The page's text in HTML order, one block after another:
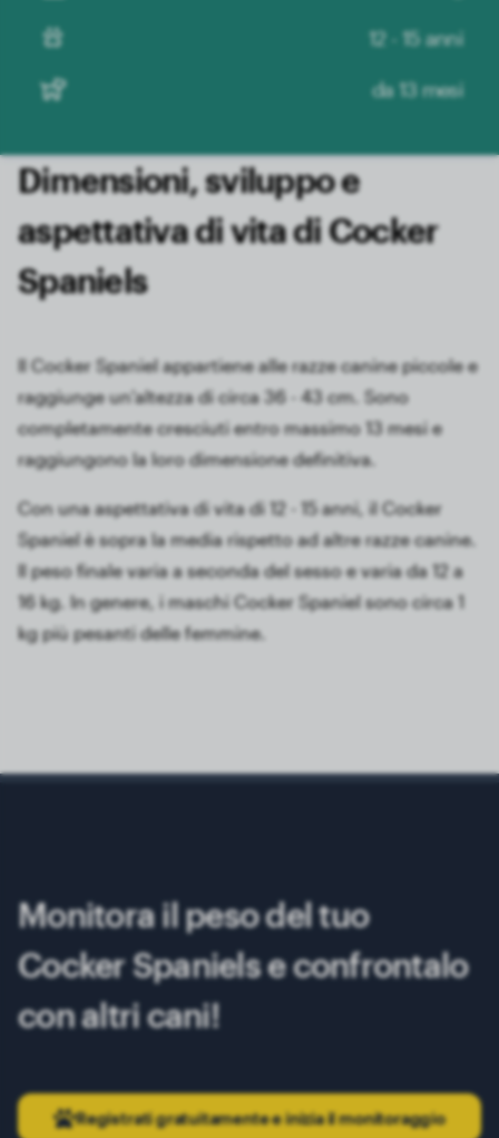
12 - 15 anni
da 13 mesi
Dimensioni, sviluppo e
aspettativa di vita di Cocker
Spaniels
Il Cocker Spaniel appartiene alle razze canine piccole e
raggiunge un'altezza di circa 36 - 43 cm. Sono
completamente cresciuti entro massimo 13 mesi e
raggiungono la loro dimensione definitiva.
Con una aspettativa di vita di 12 - 15 anni, il Cocker
Spaniel è sopra la media rispetto ad altre razze canine.
Il peso finale varia a seconda del sesso e varia da 12 a
16 kg. In genere, i maschi Cocker Spaniel sono circa 1
kg più pesanti delle femmine.
Monitora il peso del tuo
Cocker Spaniels e confrontalo
con altri cani!
Registrati gratuitamente e inizia il monitoraggio